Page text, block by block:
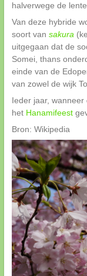
halverwege de
Van deze hybride
soort van sakura
uitgegaan dat de
Somei, thans
einde van de
van zowel de wijk
Ieder jaar,
het Hanamifeest
Bron: Wikipedia